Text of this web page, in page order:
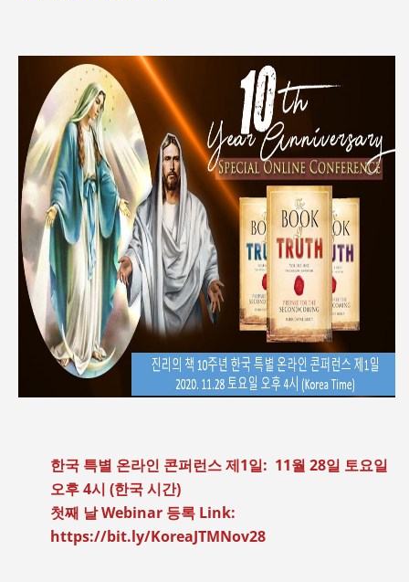
한국 특별 온라인 콘퍼런스 제1일: 11월 28일 토요일
오후 4시 (한국 시간)
첫째 날 Webinar 등록 Link:
https://bit.ly/KoreaJTMNov28